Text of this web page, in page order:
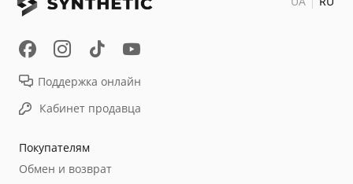
Покупателям
Обмен и возврат
Поддержка онлайн
Кабинет продавца